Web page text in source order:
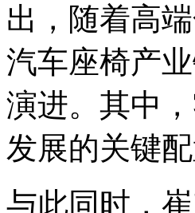
出，随着高
汽车座椅产
演进。其中
发展的关键配
与此同时，